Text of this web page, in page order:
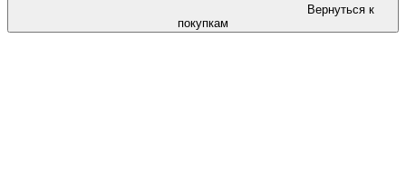
Вернуться к
покупкам